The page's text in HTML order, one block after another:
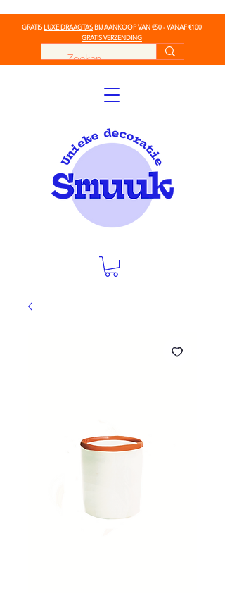
GRATISLUXE DRAAGTASBIJ AANKOOP VAN €50 - VANAF €100
GRATIS VERZENDING